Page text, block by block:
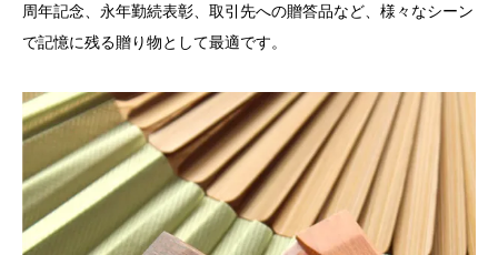
周年記念、永年勤続表彰、取引先への贈答品など、様々なシーン
で記憶に残る贈り物として最適です。